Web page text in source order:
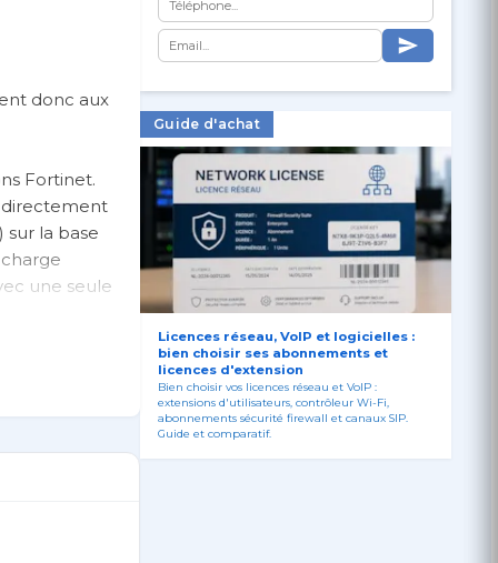
donc aux
Fortinet.
directement
la base
une seule
Guide d'achat
Licences réseau, VoIP et logicielles :
bien choisir ses abonnements et
licences d'extension
Bien choisir vos licences réseau et VoIP :
extensions d'utilisateurs, contrôleur Wi-Fi,
abonnements sécurité firewall et canaux SIP.
Guide et comparatif.